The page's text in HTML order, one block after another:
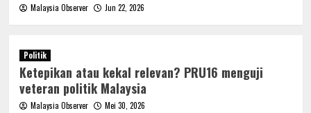
Malaysia Observer Jun 22, 2026
Politik
Ketepikan atau kekal relevan? PRU16 menguji
veteran politik Malaysia
Malaysia Observer Mei 30, 2026